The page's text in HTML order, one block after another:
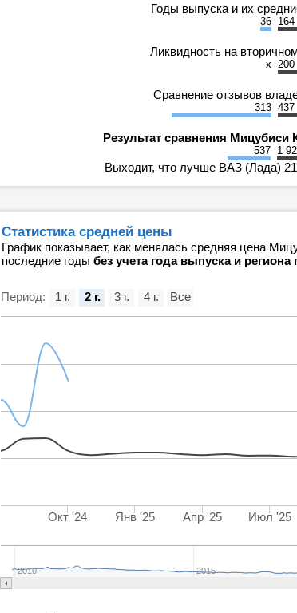
Годы выпуска и их
36 164
Ликвидность на
x 200
Сравнение отзывов
313 437
Результат сравнения Мицубиси
537 1
Выходит, что лучше ВАЗ (Лада)
Статистика средней цены
График показывает, как менялась средняя цена
последние годы без учета года выпуска и
Период:
Окт '24 Янв '25 Апр '25 Июл '25
2010 2015
1 г. 2 г. 3 г. 4 г. Все